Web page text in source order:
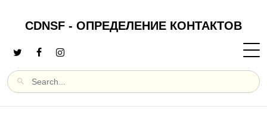
CDNSF - ОПРЕДЕЛЕНИЕ КОНТАКТОВ